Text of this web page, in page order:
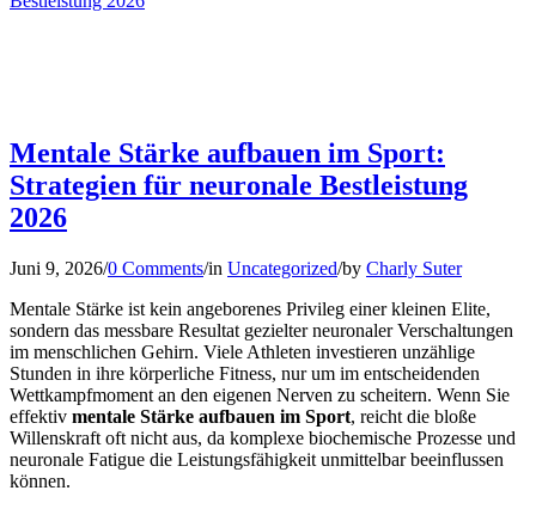
Mentale Stärke aufbauen im Sport:
Strategien für neuronale Bestleistung
2026
Juni 9, 2026/0 Comments/in Uncategorized/by Charly Suter
Mentale Stärke ist kein angeborenes Privileg einer kleinen Elite,
sondern das messbare Resultat gezielter neuronaler Verschaltungen
im menschlichen Gehirn. Viele Athleten investieren unzählige
Stunden in ihre körperliche Fitness, nur um im entscheidenden
Wettkampfmoment an den eigenen Nerven zu scheitern. Wenn Sie
effektiv mentale Stärke aufbauen im Sport, reicht die bloße
Willenskraft oft nicht aus, da komplexe biochemische Prozesse und
neuronale Fatigue die Leistungsfähigkeit unmittelbar beeinflussen
können.